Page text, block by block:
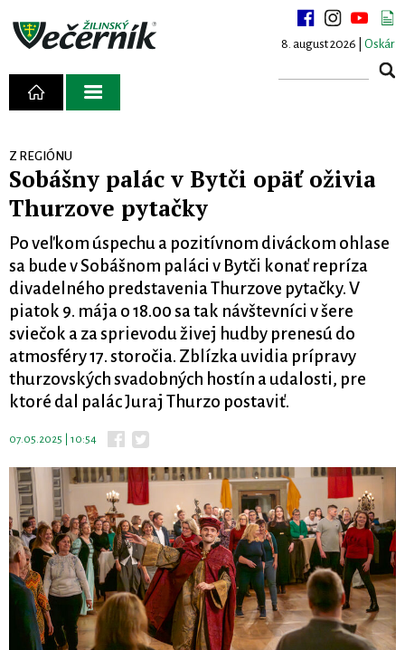
8. august 2026 | Oskár
Z REGIÓNU
Sobášny palác v Bytči opäť oživia
Thurzove pytačky
Po veľkom úspechu a pozitívnom diváckom ohlase
sa bude v Sobášnom paláci v Bytči konať repríza
divadelného predstavenia Thurzove pytačky. V
piatok 9. mája o 18.00 sa tak návštevníci v šere
sviečok a za sprievodu živej hudby prenesú do
atmosféry 17. storočia. Zblízka uvidia prípravy
thurzovských svadobných hostín a udalosti, pre
ktoré dal palác Juraj Thurzo postaviť.
07.05.2025 | 10:54